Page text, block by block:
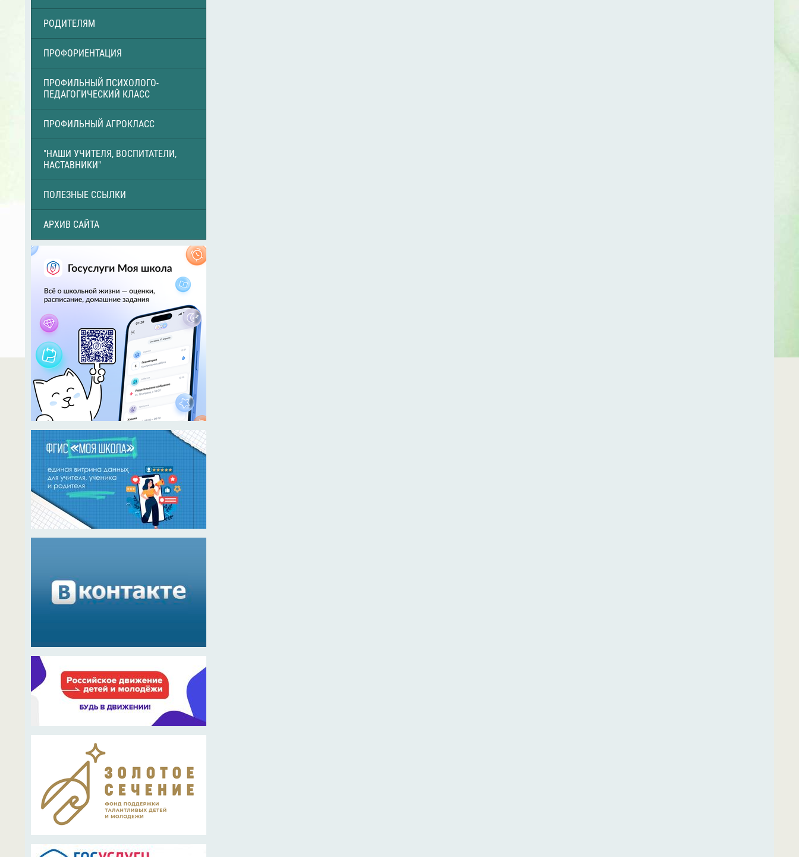
РОДИТЕЛЯМ
ПРОФОРИЕНТАЦИЯ
ПРОФИЛЬНЫЙ ПСИХОЛОГО-
ПЕДАГОГИЧЕСКИЙ КЛАСС
ПРОФИЛЬНЫЙ АГРОКЛАСС
"НАШИ УЧИТЕЛЯ, ВОСПИТАТЕЛИ,
НАСТАВНИКИ"
ПОЛЕЗНЫЕ ССЫЛКИ
АРХИВ САЙТА